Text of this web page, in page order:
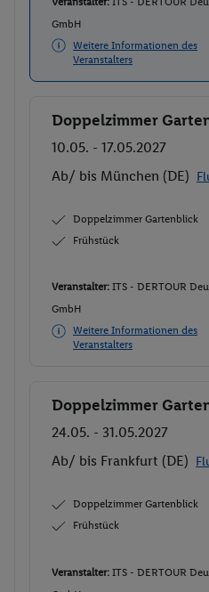
GmbH
Weitere Informationen des
Veranstalters
Buchen
Doppelzimmer
10.05. - 17.05.2027
Ab/ bis München (DE)
Doppelzimmer Gartenblick
Frühstück
Veranstalter: ITS - DERTOUR
GmbH
Weitere Informationen des
Veranstalters
Buchen
Doppelzimmer
24.05. - 31.05.2027
Ab/ bis Frankfurt (DE)
Doppelzimmer Gartenblick
Frühstück
Veranstalter: ITS - DERTOUR